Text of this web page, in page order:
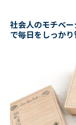
社会人のモチベ
で毎日をしっか